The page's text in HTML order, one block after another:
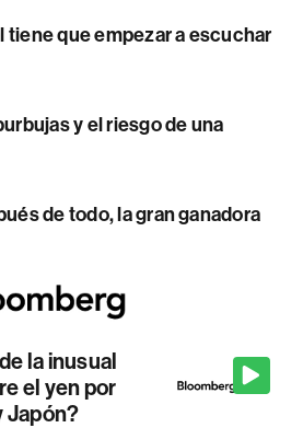
tiene que empezar a escuchar
y el riesgo de una
de todo, la gran ganadora
la inusual
el yen por
Japón?